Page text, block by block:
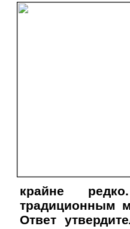
крайне
традиционным
Ответ